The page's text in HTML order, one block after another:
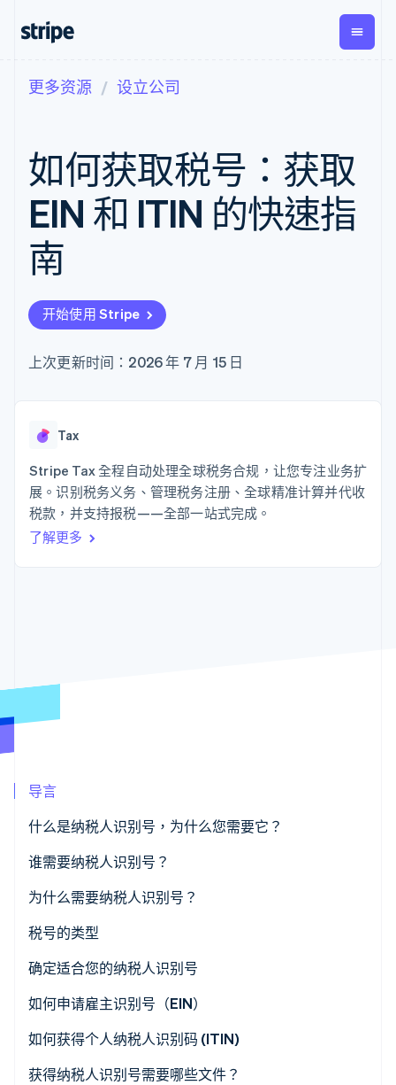
支付
在线支付
Managed
Payments
备案商家解决
方案
Payment links
无代码支付
预构建支付界
面
Elements
Payment
接入 125+ 种支
Authorization
Boost
支付成功率优
化
Link
加速结账
营收
经常性收入
Metronome
按用量计费
Subscriptions
Tax
销售税和增值
Recognition
Stripe Sigma
Global
Payouts
向第三
方打款
Stripe Sessions 2026
了解 Stripe 如何为 AI 构建经济基础设施。
立即观看
按企业阶段
按应用场景
嵌入式金融
财务自动化
全球化企业
交易市场
按行业
AI 企业
酒店、旅游与休闲
文档
库与 SDK
Stripe Apps
实施预置结账流程
构建平台或交易市场
管理订阅
发行稳定币支持的支付卡
资源
应用集成
代码示例
学习
指南
支持
专业服务
公司
产品路线图
Stripe Press
联系销售
更多资源 设立公司
如何获取税号：获取
EIN 和 ITIN 的快速指
南
开始使用 Stripe
上次更新时间：2026 年 7 月 15 日
Tax
Stripe Tax 全程自动处理全球税务合规，让您专注业务扩
展。识别税务义务、管理税务注册、全球精准计算并代收
税款，并支持报税——全部一站式完成。
了解更多
导言
什么是纳税人识别号，为什么您需要它？
将业务与个人事务分开
保护您的个人数据
建立您的信誉
遵守法规
谁需要纳税人识别号？
有雇员的企业
作为独立法人实体运营的企业
希望将个人与企业财务分开管理的个体经营者
非营利组织或慈善机构
信托、不动产或其他专业实体
为什么需要纳税人识别号？
填报税项
管理工资单和招聘
开立商业银行账户
建立法律和财务身份
获得营业执照和许可证
税号的类型
SSN
EIN
个人纳税人识别号 (ITIN)
报税员纳税人识别号 (PTIN)
确定适合您的纳税人识别号
独资经营者
单一成员有限责任公司
多成员有限责任公司和合伙企业
如何申请雇主识别号（EIN）
1. 确定您是否需要 EIN
2. 收集所需信息
如何获得个人纳税人识别码 (ITIN)
1. 确定是否需要 ITIN
获得纳税人识别号需要哪些文件？